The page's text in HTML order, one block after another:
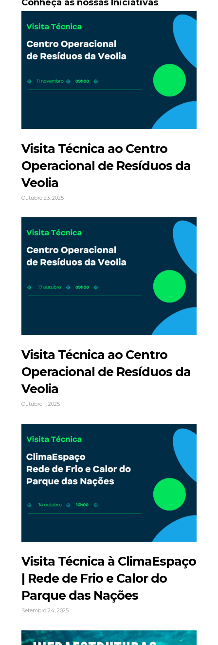
Conheça as nossas Iniciativas
Visita Técnica ao Centro
Operacional de Resíduos da
Veolia
Outubro 23, 2025
Visita Técnica ao Centro
Operacional de Resíduos da
Veolia
Outubro 1, 2025
Visita Técnica à ClimaEspaço
| Rede de Frio e Calor do
Parque das Nações
Setembro 24, 2025